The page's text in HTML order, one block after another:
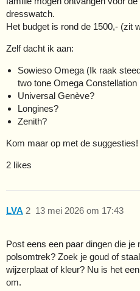
dresswatch.
Het budget is rond de 1500,- (zit
Zelf dacht ik aan:
Sowieso Omega (Ik raak
two tone Omega
Universal Genève?
Longines?
Zenith?
Kom maar op met de suggesties!
2 likes
LVA 13 mei 2026 om 17:43
2
Post eens een paar dingen die
polsomtrek? Zoek je goud of
wijzerplaat of kleur? Nu is het
om.